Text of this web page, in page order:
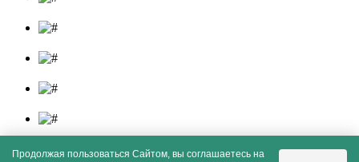
Продолжая пользоваться Сайтом, вы соглашаетесь на